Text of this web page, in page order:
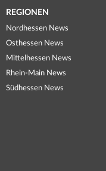
REGIONEN
Nordhessen News
Osthessen News
Mittelhessen News
Rhein-Main News
Südhessen News